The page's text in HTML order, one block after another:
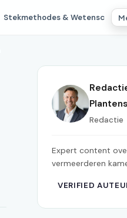
Stekmethodes & Wetensc
Redactie
Expert content
vermeerderen
VERIFIED